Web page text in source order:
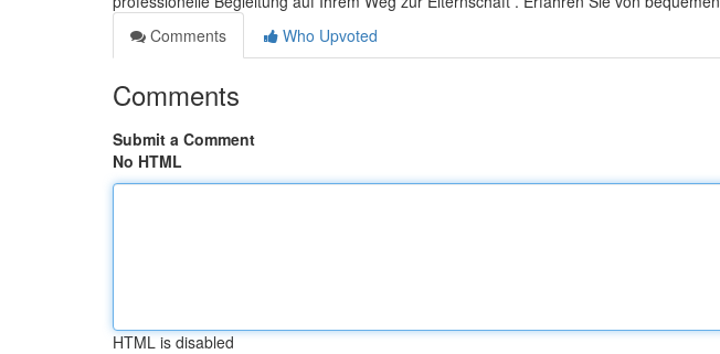
Comments
Who Upvoted
Comments
Submit a Comment
No HTML
HTML is disabled